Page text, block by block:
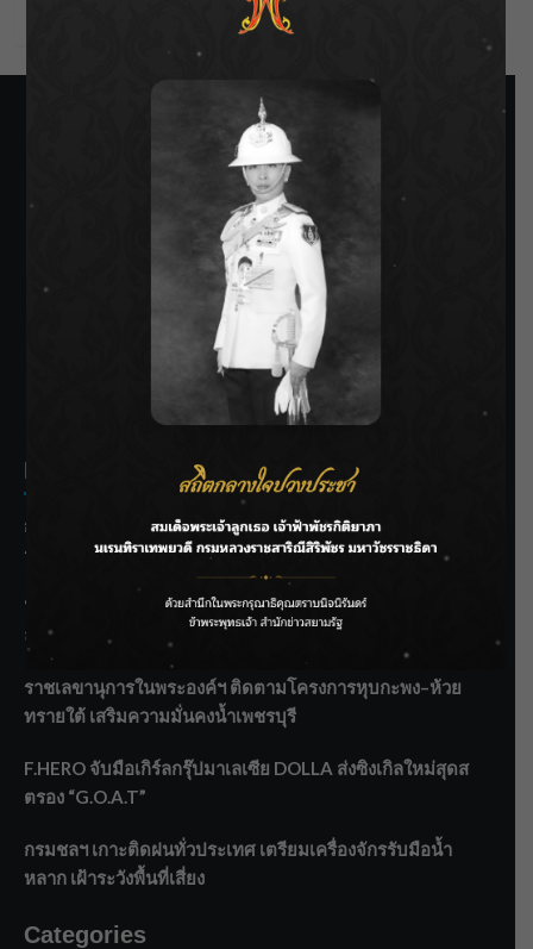
SIAMRATH VARIETY
THE BEST ENTERTAINMENT
Recent Posts
กรมชลฯ รับฟังประชาชน ติดตามแก้ปัญหาโครงการประตู
ระบายน้ำศรีสองรักฯ
‘แมน การิน’ แชร์ความเชื่อชวนคิด! “อยากกินอะไรหลังจาก
ลาโลกนี้ ให้ใส่บาตรสิ่งนั้นไว้ตอนยังมีชีวิต”
ราชเลขานุการในพระองค์ฯ ติดตามโครงการหุบกะพง–ห้วย
ทรายใต้ เสริมความมั่นคงน้ำเพชรบุรี
F.HERO จับมือเกิร์ลกรุ๊ปมาเลเซีย DOLLA ส่งซิงเกิลใหม่สุดส
ตรอง “G.O.A.T”
กรมชลฯ เกาะติดฝนทั่วประเทศ เตรียมเครื่องจักรรับมือน้ำ
หลาก เฝ้าระวังพื้นที่เสี่ยง
Categories